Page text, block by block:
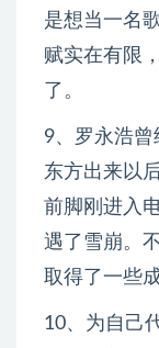
是想当一名
赋实在有限
了。
9、罗永浩曾
东方出来以
前脚刚进入
遇了雪崩。
取得了一些
10、为自己